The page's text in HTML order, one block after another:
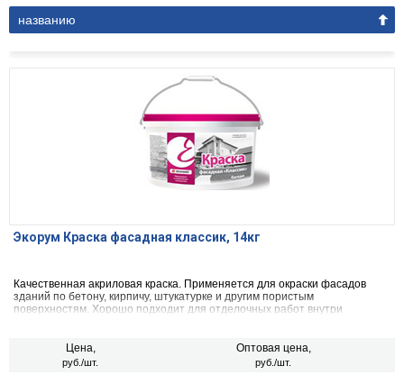
названию
Экорум Краска фасадная классик, 14кг
Качественная акриловая краска. Применяется для окраски фасадов
зданий по бетону, кирпичу, штукатурке и другим пористым
поверхностям. Хорошо подходит для отделочных работ внутри
Цена,
руб./шт.
Оптовая цена,
руб./шт.